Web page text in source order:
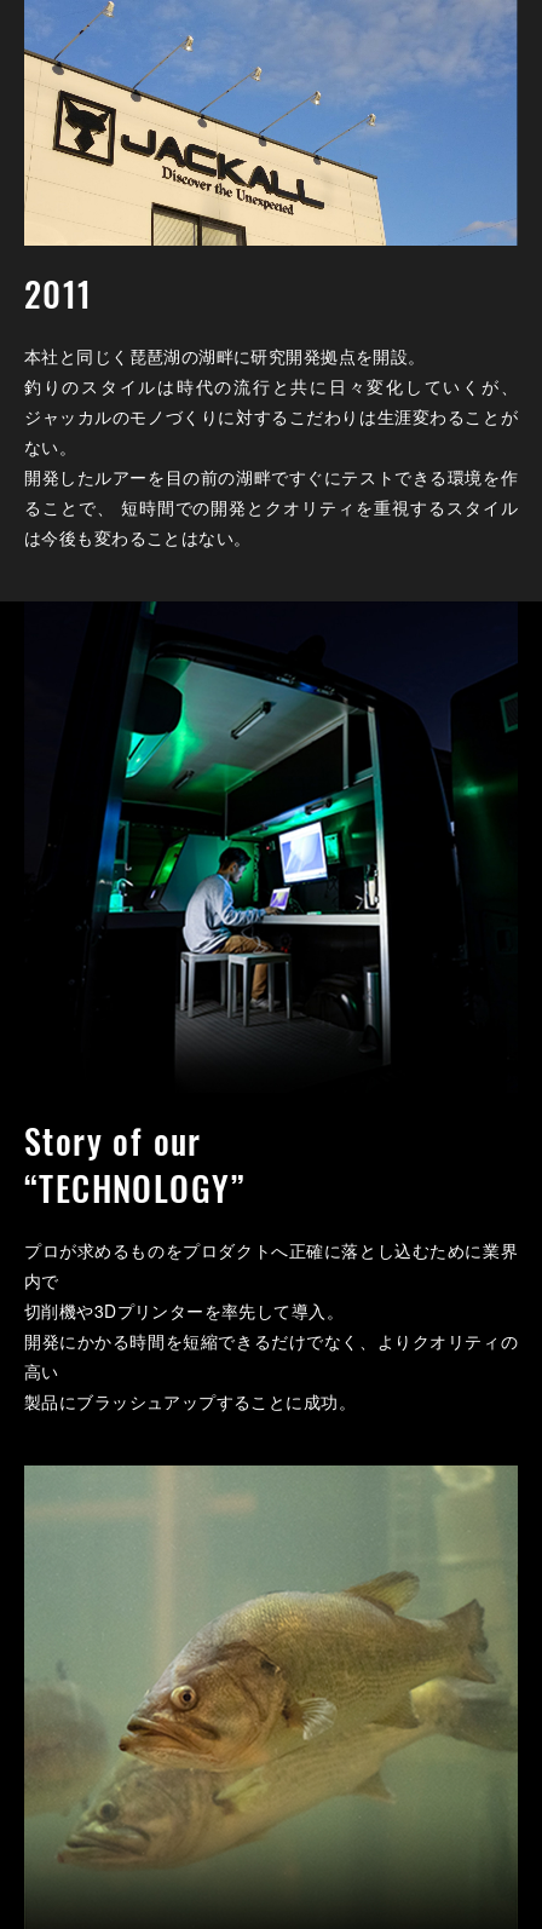
2011
本社と同じく琵琶湖の湖畔に研究開発拠点を開設。
釣りのスタイルは時代の流行と共に日々変化していくが、
ジャッカルのモノづくりに対するこだわりは生涯変わることが
ない。
開発したルアーを目の前の湖畔ですぐにテストできる環境を作
ることで、 短時間での開発とクオリティを重視するスタイル
は今後も変わることはない。
Story of our
“TECHNOLOGY”
プロが求めるものをプロダクトへ正確に落とし込むために業界
内で
切削機や3Dプリンターを率先して導入。
開発にかかる時間を短縮できるだけでなく、よりクオリティの
高い
製品にブラッシュアップすることに成功。